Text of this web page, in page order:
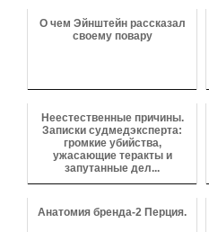
О чем Эйнштейн рассказал
своему повару
Неестественные причины.
Записки судмедэксперта:
громкие убийства,
ужасающие теракты и
запутанные дел...
Анатомия бренда-2 Перция.